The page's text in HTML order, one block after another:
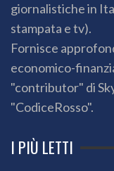
giornalistiche in
stampata e tv).
Fornisce
economico-
"contributor" di
"CodiceRosso".
I PIÙ LETTI